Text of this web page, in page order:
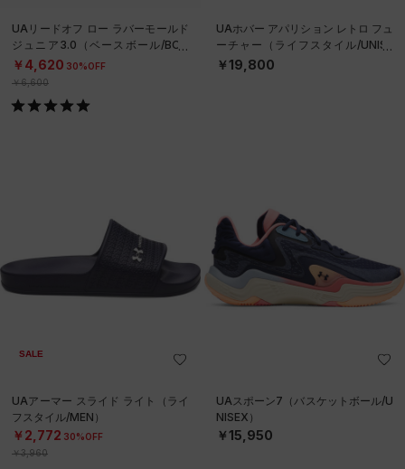
UAリードオフ ロー ラバーモールド
ジュニア3.0（ベースボール/BOY
S）
￥4,620 30%OFF
￥6,600
UAホバー アパリション レトロ フュ
ーチャー（ライフスタイル/UNISE
X）
￥19,800
SALE
UAアーマー スライド ライト（ライ
フスタイル/MEN）
￥2,772 30%OFF
￥3,960
UAスポーン7（バスケットボール/U
NISEX）
￥15,950